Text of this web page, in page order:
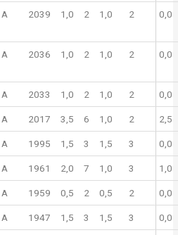
A 2039 1,0 2 1,0 2 0,0
A 2036 1,0 2 1,0 2 0,0
A 2033 1,0 2 1,0 2 0,0
A 2017 3,5 6 1,0 2 2,5
A 1995 1,5 3 1,5 3 0,0
A 1961 2,0 7 1,0 3 1,0
A 1959 0,5 2 0,5 2 0,0
A 1947 1,5 3 1,5 3 0,0